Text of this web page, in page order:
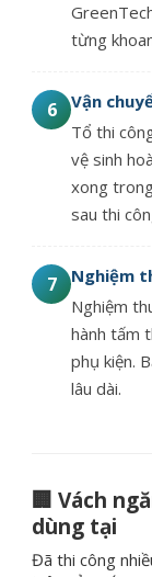
từng
6
Vận
Tổ thi
vệ sinh
xong
sau thi
7
Nghiệm
Nghiệm
hành tấm
phụ kiện.
lâu dài.
🏢 Vách
dùng tại
Đã thi công